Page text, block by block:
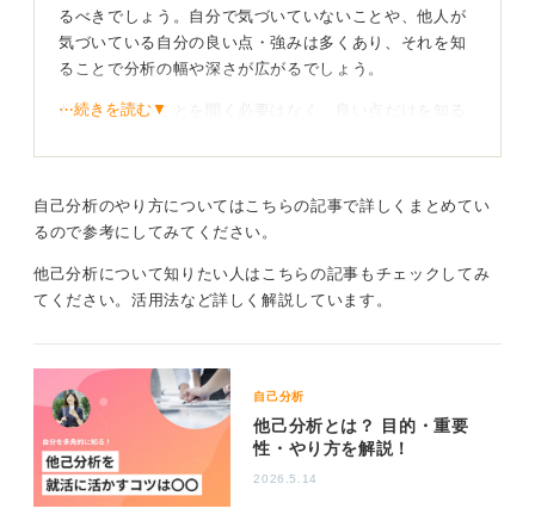
るべきでしょう。自分で気づいていないことや、他人が
気づいている自分の良い点・強みは多くあり、それを知
ることで分析の幅や深さが広がるでしょう。
ただし、悪いことを聞く必要はなく、良い点だけを知る
と、不安が広がってしまう可能性があるためです。
自己認識との違いを考察し深掘りしよう
他者からの評価と自己認識に違いがあった場合、なぜそ
のように認識しているのかを考えることで、さらに自己
⋯続きを読む▼
自己分析のやり方についてはこちらの記事で詳しくまとめてい
るので参考にしてみてください。
他己分析について知りたい人はこちらの記事もチェックしてみ
てください。活用法など詳しく解説しています。
自己分析
他己分析とは？ 目的・重要
性・やり方を解説！
2026.5.14